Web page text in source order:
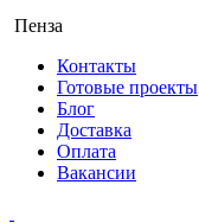
Пенза
Контакты
Готовые проекты
Блог
Доставка
Оплата
Вакансии